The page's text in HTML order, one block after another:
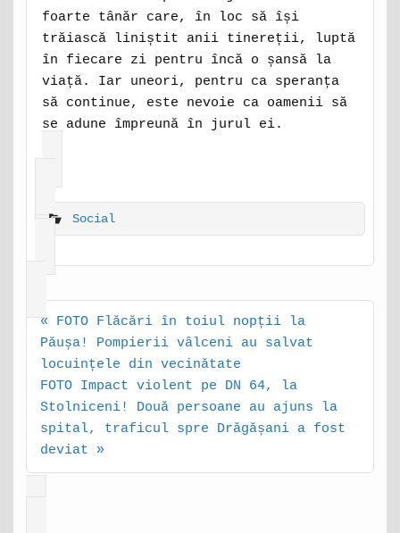
foarte tânăr care, în loc să își
trăiască liniștit anii tinereții, luptă
în fiecare zi pentru încă o șansă la
viață. Iar uneori, pentru ca speranța
să continue, este nevoie ca oamenii să
se adune împreună în jurul ei.
Social
Post
navigation
« FOTO Flăcări în toiul nopții la
Păușa! Pompierii vâlceni au salvat
locuințele din vecinătate
FOTO Impact violent pe DN 64, la
Stolniceni! Două persoane au ajuns la
spital, traficul spre Drăgășani a fost
deviat »